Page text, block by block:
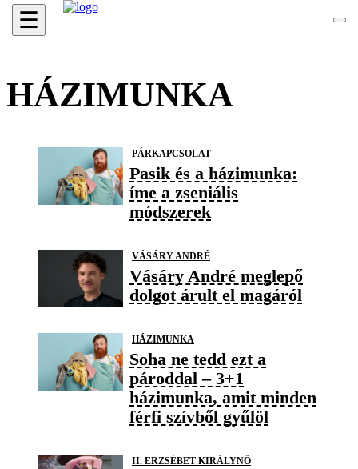
☰
HÁZIMUNKA
PÁRKAPCSOLAT
Pasik és a házimunka:
íme a zseniális
módszerek
VÁSÁRY ANDRÉ
Vásáry André meglepő
dolgot árult el magáról
HÁZIMUNKA
Soha ne tedd ezt a
pároddal – 3+1
házimunka, amit minden
férfi szívből gyűlöl
II. ERZSÉBET KIRÁLYNŐ